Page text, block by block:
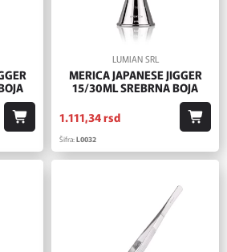
LUMIAN SRL
MERICA JAPANESE JIGGER
15/30ML SREBRNA BOJA
1.111,34rsd
Šifra:L0032